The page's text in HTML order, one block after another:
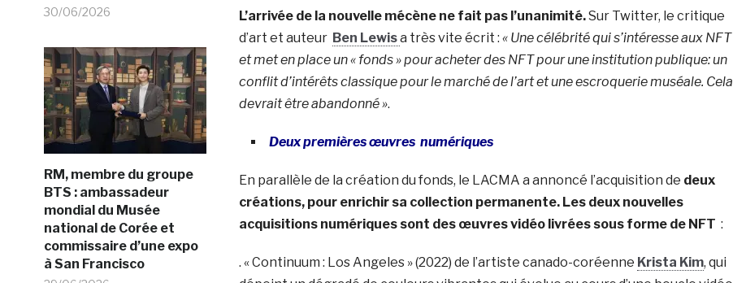
30/06/2026
RM, membre du groupe
BTS : ambassadeur
mondial du Musée
national de Corée et
commissaire d’une expo
à San Francisco
L’arrivée de la nouvelle mécène ne fait pas l’unanimité.Sur Twitter, le critique
d’art et auteur Ben Lewisa très vite écrit : « Une célébrité qui s’intéresse aux NFT
et met en place un « fonds » pour acheter des NFT pour une institution publique: un
conflit d’intérêts classique pour le marché de l’art et une escroquerie muséale. Cela
devrait être abandonné ».
Deux premières œuvres numériques
En parallèle de la création du fonds, le LACMA a annoncé l’acquisition de deux
créations, pour enrichir sa collection permanente. Les deux nouvelles
acquisitions numériques sont des œuvres vidéo livrées sous forme de NFT :
. « Continuum : Los Angeles » (2022) de l’artiste canado-coréenne Krista Kim, qui